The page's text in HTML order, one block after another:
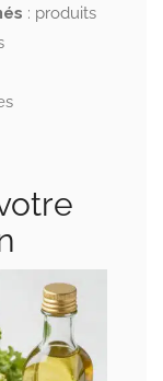
: produits